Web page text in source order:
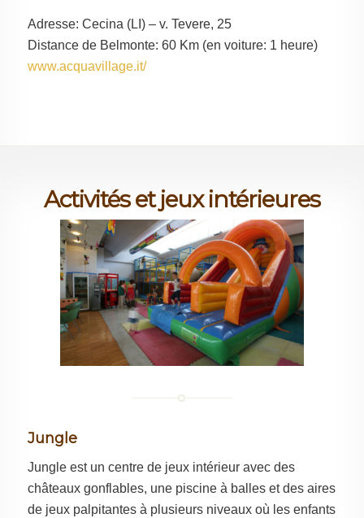
Adresse: Cecina (LI) – v. Tevere, 25
Distance de Belmonte: 60 Km (en voiture: 1 heure)
www.acquavillage.it/
Activités et jeux intérieures
Jungle
Jungle est un centre de jeux intérieur avec des
châteaux gonflables, une piscine à balles et des aires
de jeux palpitantes à plusieurs niveaux où les enfants